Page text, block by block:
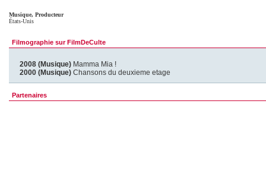
Musique, Producteur
États-Unis
Filmographie sur FilmDeCulte
2008 (Musique) Mamma Mia !
2000 (Musique) Chansons du deuxieme etage
Partenaires